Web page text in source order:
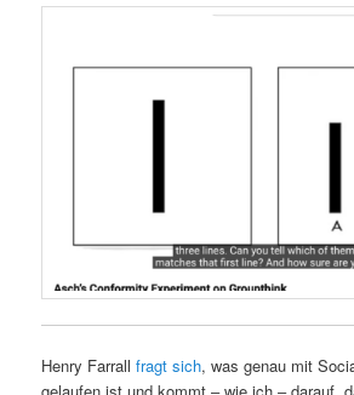
Henry Farrallfragt sich, was genau mit
gelaufen ist und kommt – wie ich – darauf,